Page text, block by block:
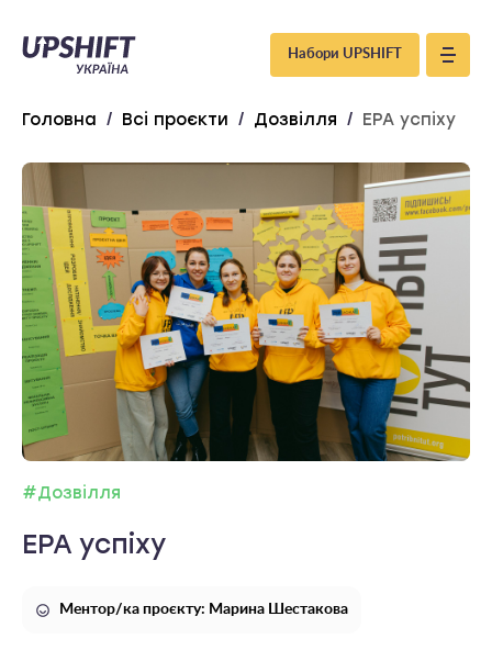
Upshift
–
Україна
Набори UPSHIFT
Головна / Всі проєкти / Дозвілля / ЕРА успіху
#Дозвілля
ЕРА успіху
Ментор/ка проєкту: Марина Шестакова